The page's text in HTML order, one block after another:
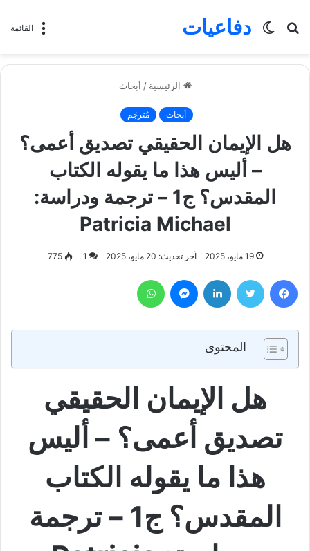
القائمة دفاعيات
بحث
الوضع
الرئيسية / أبحاث
أبحاث مُترجَم
هل الإيمان الحقيقي تصديق أعمى؟
– أليس هذا ما يقوله الكتاب
المقدس؟ ج1 – ترجمة ودراسة:
Patricia Michael
19 مايو، 2025 آخر تحديث: 20 مايو، 2025 1
775
فيسبوك تويتر لينكدإن ماسنجر
المحتوى
هل الإيمان الحقيقي
تصديق أعمى؟ – أليس
هذا ما يقوله الكتاب
المقدس؟ ج1 – ترجمة